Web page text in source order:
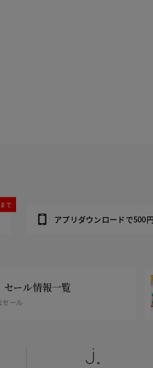
で
アプリダウンロードで500
セール情報一覧
セール